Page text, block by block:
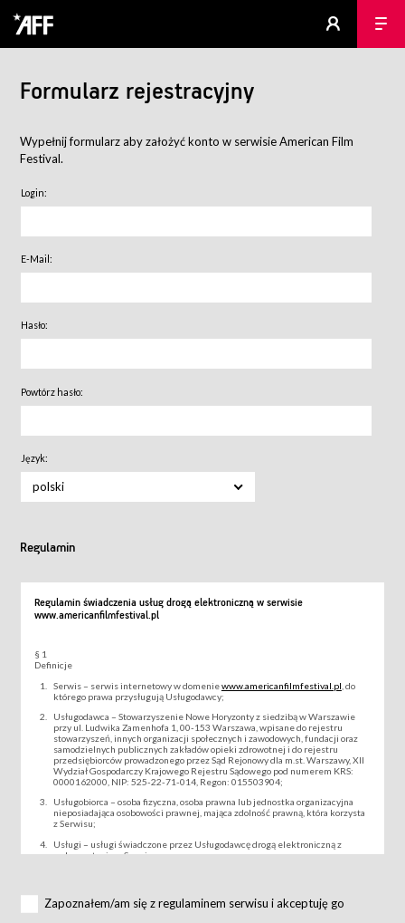
Formularz rejestracyjny
Wypełnij formularz aby założyć konto w serwisie American Film
Festival.
Login:
E-Mail:
Hasło:
Powtórz hasło:
Język:
polski
Regulamin
Regulamin świadczenia usług drogą elektroniczną w serwisie
www.americanfilmfestival.pl
§ 1
Definicje
Serwis – serwis internetowy w domeniewww.americanfilmfestival.pl , do
którego prawa przysługują Usługodawcy;
Usługodawca – Stowarzyszenie Nowe Horyzonty z siedzibą w Warszawie
przy ul. Ludwika Zamenhofa 1, 00-153 Warszawa, wpisane do rejestru
stowarzyszeń, innych organizacji społecznych i zawodowych, fundacji oraz
samodzielnych publicznych zakładów opieki zdrowotnej i do rejestru
przedsiębiorców prowadzonego przez Sąd Rejonowy dla m.st. Warszawy, XII
Wydział Gospodarczy Krajowego Rejestru Sądowego pod numerem KRS:
0000162000, NIP: 525-22-71-014, Regon: 015503904;
Usługobiorca – osoba fizyczna, osoba prawna lub jednostka organizacyjna
nieposiadająca osobowości prawnej, mająca zdolność prawną, która korzysta
z Serwisu;
Usługi – usługi świadczone przez Usługodawcę drogą elektroniczną z
wykorzystaniem Serwisu;
za pośrednictwem Serwisu;
Zapoznałem/am się z regulaminem serwisu i akceptuję go